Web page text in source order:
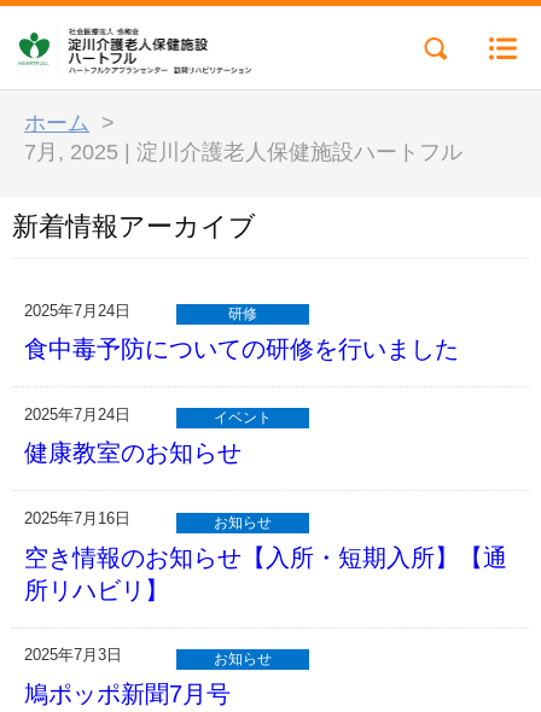
ホーム >
7月, 2025 | 淀川介護老人保健施設ハートフル
新着情報アーカイブ
2025年7月24日 研修
食中毒予防についての研修を行いました
2025年7月24日 イベント
健康教室のお知らせ
2025年7月16日 お知らせ
空き情報のお知らせ【入所・短期入所】【通
所リハビリ】
2025年7月3日 お知らせ
鳩ポッポ新聞7月号